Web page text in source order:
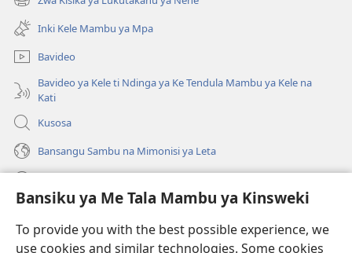
Bansiku ya Me Tala Mambu ya Kinsweki
To provide you with the best possible experience, we
use cookies and similar technologies. Some cookies
lutiti
ya
mpa)
(ke
kangula
lutiti
ya
mpa)
Inki Kele Mambu ya Mpa
Bavideo
Bavideo ya Kele ti Ndinga ya Ke Tendula Mambu ya Kele na
Kati
Kusosa
Bansangu Sambu na Mimonisi ya Leta
(ke
kangula